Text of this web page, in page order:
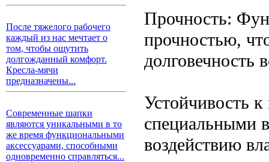
После тяжелого рабочего
каждый из нас мечтает о
том, чтобы ощутить
долгожданный комфорт.
Кресла-мячи
предназначены...
Современные шапки
являются уникальными в то
же время функциональными
аксессуарами, способными
одновременно справляться...
Прочность:
прочностью,
долговечность
Устойчивость
специальными
воздействию